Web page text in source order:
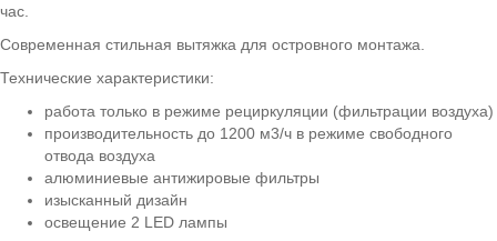
час.
Современная стильная вытяжка для островного монтажа.
Технические характеристики:
работа только в режиме рециркуляции (фильтрации воздуха)
производительность до 1200 м3/ч в режиме свободного
отвода воздуха
алюминиевые антижировые фильтры
изысканный дизайн
освещение 2 LED лампы